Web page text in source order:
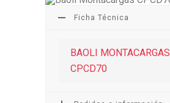
Ficha Técnica
BAOLI MONTACARGAS
CPCD70